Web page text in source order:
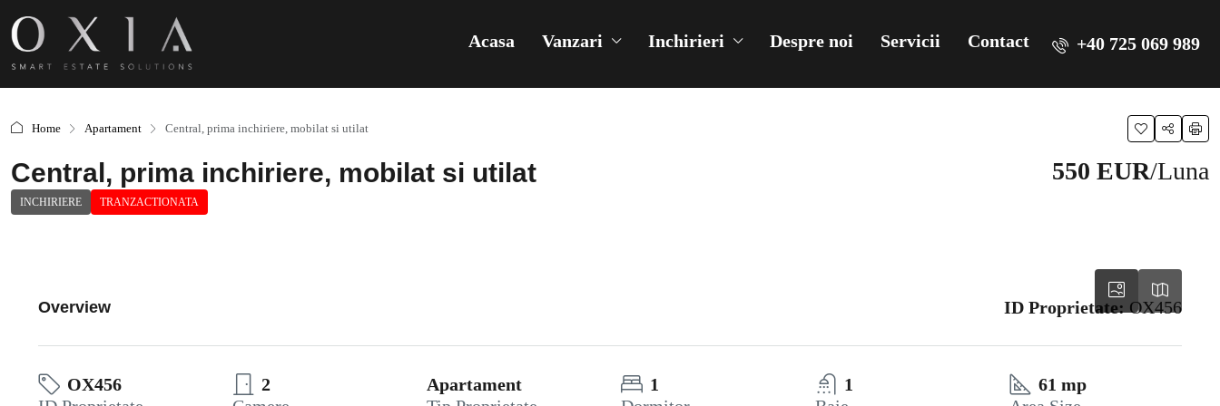
Acasa Vanzari Inchirieri Despre noi Servicii Contact +40 725 069 989
Home Apartament Central, prima inchiriere, mobilat si utilat
Central, prima inchiriere, mobilat si utilat
INCHIRIERE TRANZACTIONATA
550 EUR/Luna
Overview ID Proprietate: OX456
OX456
2
Apartament
1
1
61 mp